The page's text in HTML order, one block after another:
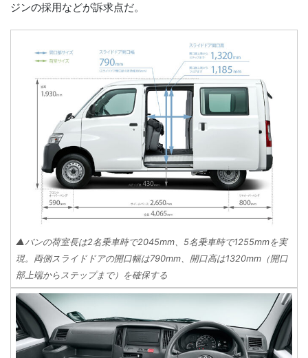
ジンの採用などが訴求点だ。
▲バンの荷室長は2名乗車時で2045mm、5名乗車時で1255mmを実
現。両側スライドドアの開口幅は790mm、開口高は1320mm（開口
部上端からステップまで）を確保する